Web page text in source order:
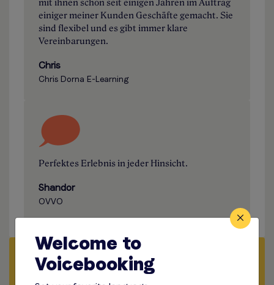
mit ihnen schon seit einigen Jahren im Auftrag
einiger meiner Kunden Geschäfte gemacht. Sie
sind flexibel und es gibt immer klare
Vereinbarungen.
Chris
Chris Dorna E-Learning
Perfektes Erlebnis in jeder Hinsicht.
Shandor
OVVO
Angebot anfordern
Welcome to
Voicebooking